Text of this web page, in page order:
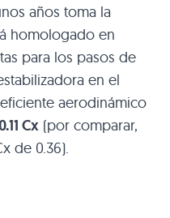
años toma la
homologado en
para los pasos de
en el
aerodinámico
Cx (por comparar,
de 0.36).